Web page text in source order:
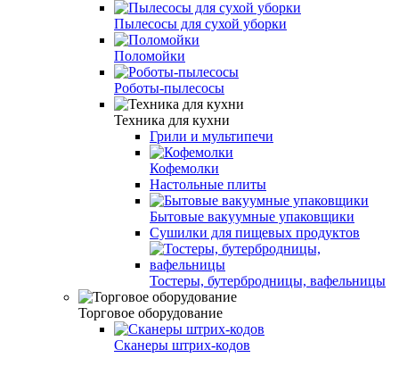
Пылесосы для сухой уборки
Поломойки
Роботы-пылесосы
Техника для кухни
Грили и мультипечи
Кофемолки
Настольные плиты
Бытовые вакуумные упаковщики
Сушилки для пищевых продуктов
Тостеры, бутербродницы, вафельницы
Торговое оборудование
Сканеры штрих-кодов